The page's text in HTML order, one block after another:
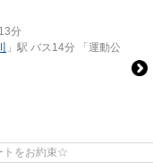
分
」駅 バス14分 「運動公
トをお約束☆